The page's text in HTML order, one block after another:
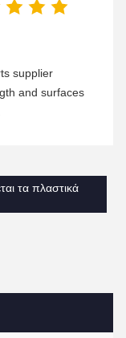
supplier
and surfaces
τα πλαστικά